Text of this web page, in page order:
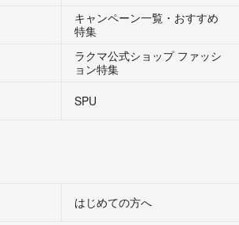
キャンペーン一覧・おすすめ
特集
ラクマ公式ショップ ファッシ
ョン特集
SPU
はじめての方へ